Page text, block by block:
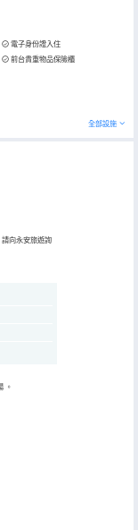
電子身份證入住
前台貴重物品保險櫃
全部設施
向永安旅遊詢
。